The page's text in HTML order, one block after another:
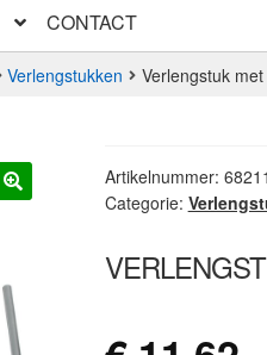
CONTACT
Verlengstukken Verlengstuk
Artikelnummer:
Categorie: